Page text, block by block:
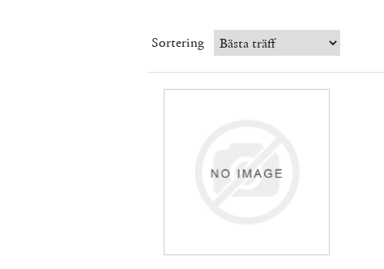
Sortering